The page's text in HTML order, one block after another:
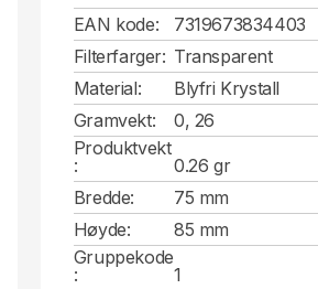
EAN kode:
7319673834403
Filterfarger: Transparent
Material:
Blyfri Krystall
Gramvekt:
0, 26
Produktvekt
:
0.26 gr
Bredde:
75 mm
Høyde:
85 mm
Gruppekode
:
1